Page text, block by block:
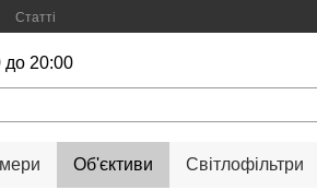
Статті
20:00
Об'єктиви Світлофільтри